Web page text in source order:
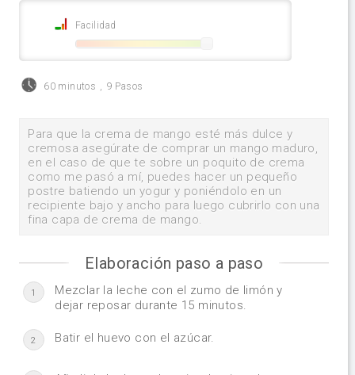
Facilidad
60 minutos , 9 Pasos
Para que la crema de mango esté más dulce y
cremosa asegúrate de comprar un mango maduro,
en el caso de que te sobre un poquito de crema
como me pasó a mí, puedes hacer un pequeño
postre batiendo un yogur y poniéndolo en un
recipiente bajo y ancho para luego cubrirlo con una
fina capa de crema de mango.
Elaboración paso a paso
1
Mezclar la leche con el zumo de limón y
dejar reposar durante 15 minutos.
2 Batir el huevo con el azúcar.